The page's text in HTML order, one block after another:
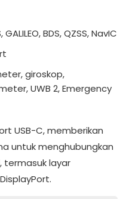
BDS, QZSS, NavIC
giroskop,
UWB 2, Emergency
USB-C, memberikan
untuk menghubungkan
termasuk layar